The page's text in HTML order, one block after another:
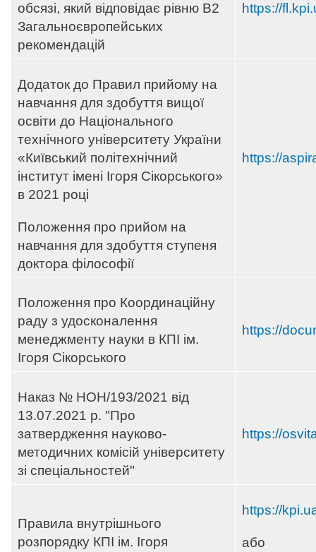
обсязі, який відповідає рівню B2
Загальноєвропейських
рекомендацій
https://
Додаток до Правил прийому на
навчання для здобуття вищої
освіти до Національного
технічного університету України
«Київський політехнічний
інститут імені Ігоря Сікорського»
в 2021 році
Положення про прийом на
навчання для здобуття ступеня
доктора філософії
https://
Положення про Координаційну
раду з удосконалення
менеджменту науки в КПІ ім.
Ігоря Сікорського
https://
Наказ № НОН/193/2021 від
13.07.2021 р. "Про
затвердження науково-
методичних комісій університету
зі спеціальностей"
https://
Правила внутрішнього
розпорядку КПІ ім. Ігоря
https://
або